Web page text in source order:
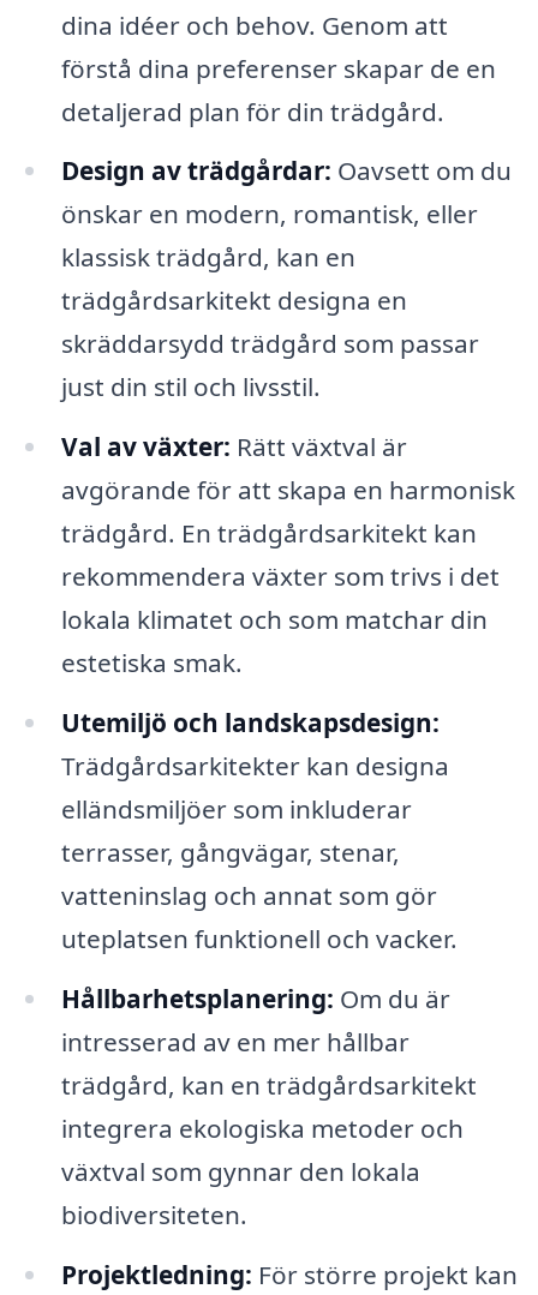
dina idéer och behov. Genom att
förstå dina preferenser skapar de en
detaljerad plan för din trädgård.
Design av trädgårdar: Oavsett om du
önskar en modern, romantisk, eller
klassisk trädgård, kan en
trädgårdsarkitekt designa en
skräddarsydd trädgård som passar
just din stil och livsstil.
Val av växter: Rätt växtval är
avgörande för att skapa en harmonisk
trädgård. En trädgårdsarkitekt kan
rekommendera växter som trivs i det
lokala klimatet och som matchar din
estetiska smak.
Utemiljö och landskapsdesign:
Trädgårdsarkitekter kan designa
elländsmiljöer som inkluderar
terrasser, gångvägar, stenar,
vatteninslag och annat som gör
uteplatsen funktionell och vacker.
Hållbarhetsplanering: Om du är
intresserad av en mer hållbar
trädgård, kan en trädgårdsarkitekt
integrera ekologiska metoder och
växtval som gynnar den lokala
biodiversiteten.
Projektledning: För större projekt kan